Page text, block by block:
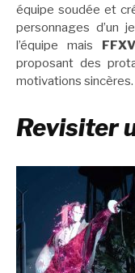
équipe soudée et
personnages d’un
l’équipe mais FFXV
proposant des
motivations sincères.
Revisiter